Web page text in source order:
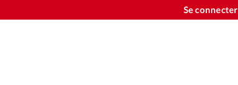
Se connecter